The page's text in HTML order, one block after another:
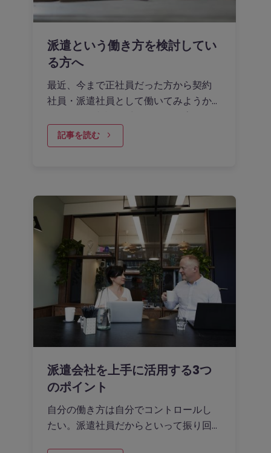
派遣という働き方を検討してい
る方へ
最近、今まで正社員だった方から契約
社員・派遣社員として働いてみようか
な、という相談を受けることが増えま
した。
記事を読む
派遣会社を上手に活用する3つ
のポイント
自分の働き方は自分でコントロールし
たい。派遣社員だからといって振り回